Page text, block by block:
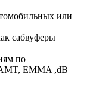
или
сабвуферы
по
EMMA ,dB